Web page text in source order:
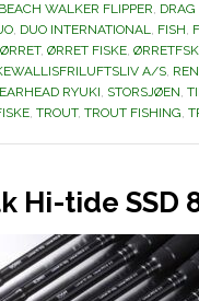
BEACH WALKER FLIPPER,
, DUO INTERNATIONAL, FISH,
ØRRET, ØRRET FISKE,
A/S,
RYUKI, STORSJØEN,
, TROUT, TROUT FISHING,
Hi-tide SSD